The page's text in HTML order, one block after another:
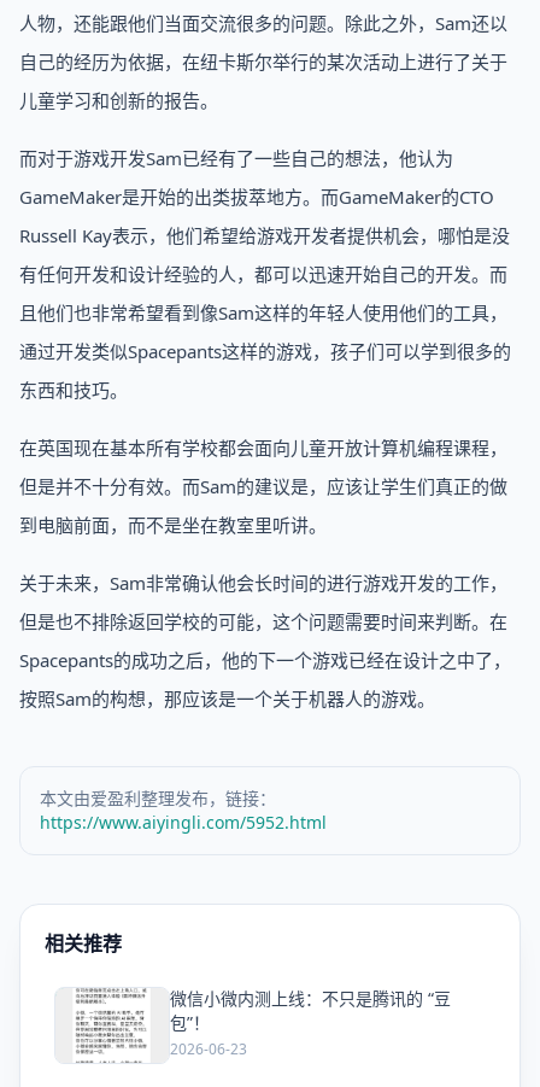
人物，还能跟他们当面交流很多的问题。除此之外，Sam还以
自己的经历为依据，在纽卡斯尔举行的某次活动上进行了关于
儿童学习和创新的报告。
而对于游戏开发Sam已经有了一些自己的想法，他认为
GameMaker是开始的出类拔萃地方。而GameMaker的CTO
Russell Kay表示，他们希望给游戏开发者提供机会，哪怕是没
有任何开发和设计经验的人，都可以迅速开始自己的开发。而
且他们也非常希望看到像Sam这样的年轻人使用他们的工具，
通过开发类似Spacepants这样的游戏，孩子们可以学到很多的
东西和技巧。
在英国现在基本所有学校都会面向儿童开放计算机编程课程，
但是并不十分有效。而Sam的建议是，应该让学生们真正的做
到电脑前面，而不是坐在教室里听讲。
关于未来，Sam非常确认他会长时间的进行游戏开发的工作，
但是也不排除返回学校的可能，这个问题需要时间来判断。在
Spacepants的成功之后，他的下一个游戏已经在设计之中了，
按照Sam的构想，那应该是一个关于机器人的游戏。
本文由爱盈利整理发布，链接：
https://www.aiyingli.com/5952.html
相关推荐
爱
微信小微内测上线：不只是腾讯的 “豆
包”！
2026-06-23